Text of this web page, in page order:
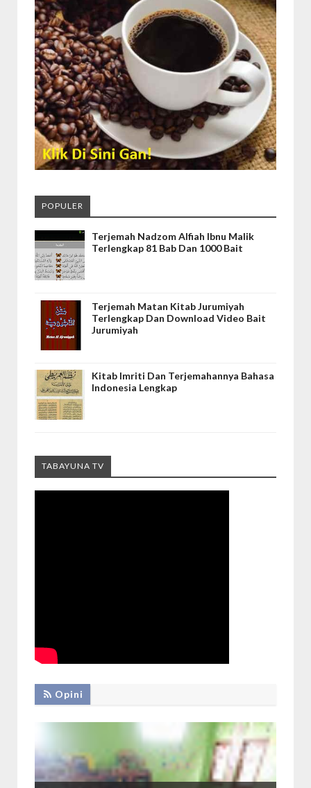
POPULER
Terjemah Nadzom Alfiah Ibnu Malik
Terlengkap 81 Bab Dan 1000 Bait
Terjemah Matan Kitab Jurumiyah
Terlengkap Dan Download Video Bait
Jurumiyah
Kitab Imriti Dan Terjemahannya Bahasa
Indonesia Lengkap
TABAYUNA TV
Opini